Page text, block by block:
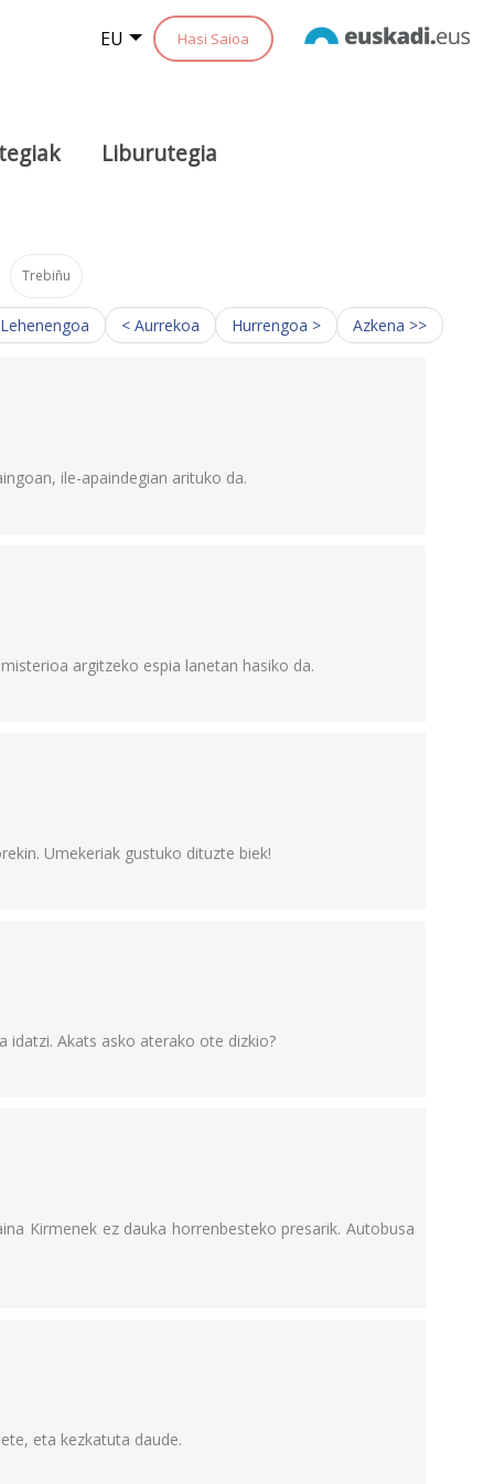
EU Hasi Saioa
Liburutegia
Trebiñu
< Aurrekoa Hurrengoa > Azkena >>
ile-apaindegian arituko da.
argitzeko espia lanetan hasiko da.
Umekeriak gustuko dituzte biek!
idatzi. Akats asko aterako ote dizkio?
Kirmenek ez dauka horrenbesteko presarik. Autobusa
eta kezkatuta daude.